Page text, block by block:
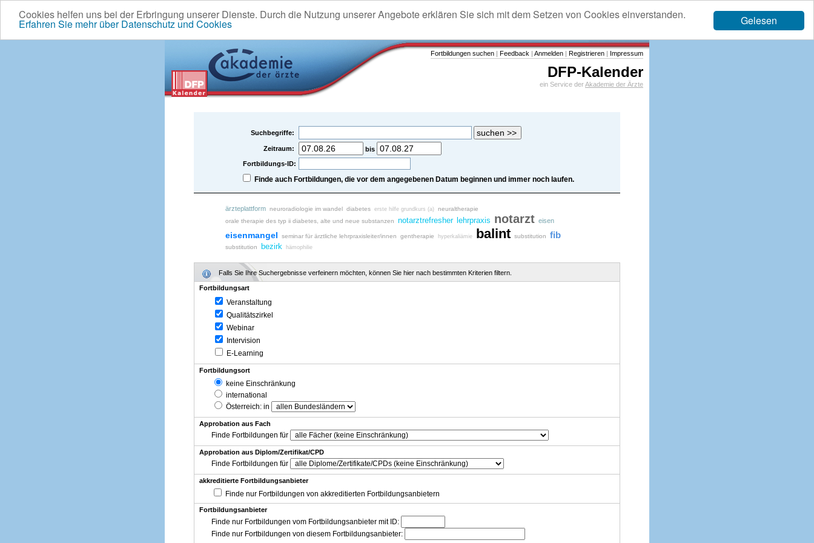
Gelesen
Cookies helfen uns bei der Erbringung unserer Dienste. Durch die Nutzung unserer Angebote erklären Sie sich mit dem Setzen von Cookies einverstanden.
Erfahren Sie mehr über Datenschutz und Cookies
Fortbildungen suchen | Feedback | Anmelden | Registrieren | Impressum
DFP-Kalender
ein Service derAkademie der Ärzte
Suchbegriffe:
Zeitraum:
bis
Fortbildungs-ID:
Finde auch Fortbildungen, die vor dem angegebenen Datum beginnen und immer noch laufen.
ärzteplattform neuroradiologie im wandel diabetes erste hilfe grundkurs (a) neuraltherapie
orale therapie des typ ii diabetes, alte und neue substanzen
notarztrefresher lehrpraxis notarzt eisen
eisenmangel seminar für ärztliche lehrpraxisleiter/innen gentherapie hyperkaliämie balint substitution fib
substitution bezirk hämophilie
Falls Sie Ihre Suchergebnisse verfeinern möchten, können Sie hier nach bestimmten Kriterien filtern.
Fortbildungsart
Veranstaltung
Qualitätszirkel
Webinar
Intervision
E-Learning
Fortbildungsort
keine Einschränkung
international
Österreich: in
Approbation aus Fach
Finde Fortbildungen für
Approbation aus Diplom/Zertifikat/CPD
Finde Fortbildungen für
akkreditierte Fortbildungsanbieter
Finde nur Fortbildungen von akkreditierten Fortbildungsanbietern
Fortbildungsanbieter
Finde nur Fortbildungen vom Fortbildungsanbieter mit ID:
Finde nur Fortbildungen von diesem Fortbildungsanbieter: